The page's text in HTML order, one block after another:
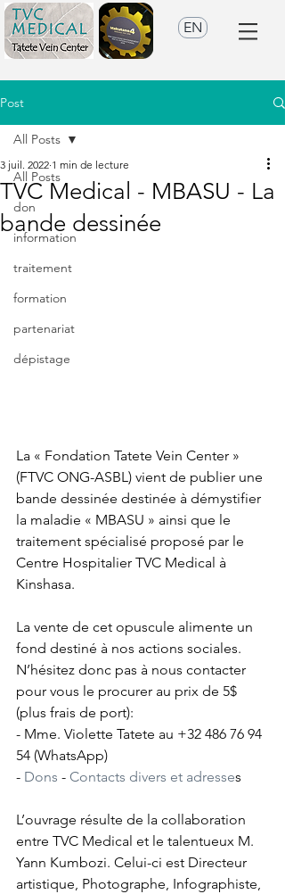
EN
Post
All Posts
don
information
traitement
formation
partenariat
dépistage
All Posts
TVC Medical - MBASU - La
bande dessinée
3 juil. 2022 1 min de lecture
La « Fondation Tatete Vein Center »
(FTVC ONG-ASBL) vient de publier une
bande dessinée destinée à démystifier
la maladie « MBASU » ainsi que le
traitement spécialisé proposé par le
Centre Hospitalier TVC Medical à
Kinshasa.
La vente de cet opuscule alimente un
fond destiné à nos actions sociales.
N’hésitez donc pas à nous contacter
pour vous le procurer au prix de 5$
(plus frais de port):
- Mme. Violette Tatete au +32 486 76 94
54 (WhatsApp)
- Dons - Contacts divers et adresses
L’ouvrage résulte de la collaboration
entre TVC Medical et le talentueux M.
Yann Kumbozi. Celui-ci est Directeur
artistique, Photographe, Infographiste,